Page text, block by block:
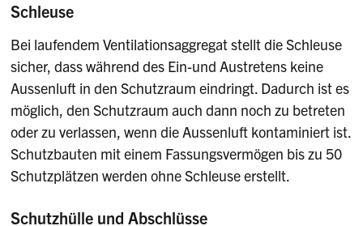
Schleuse
Bei laufendem Ventilationsaggregat stellt die Schleuse
sicher, dass während des Ein-und Austretens keine
Aussenluft in den Schutzraum ein­dringt. Dadurch ist es
möglich, den Schutzraum auch dann noch zu be­treten
oder zu verlassen, wenn die Aussenluft kontaminiert ist.
Schutzbauten mit einem Fassungsvermögen bis zu 50
Schutzplätzen werden ohne Schleuse erstellt.
Schutzhülle und Abschlüsse